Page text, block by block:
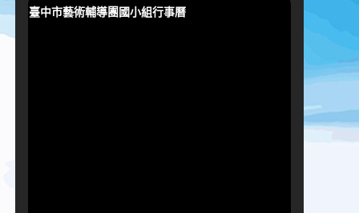
臺中市藝術輔導團國小組行事曆